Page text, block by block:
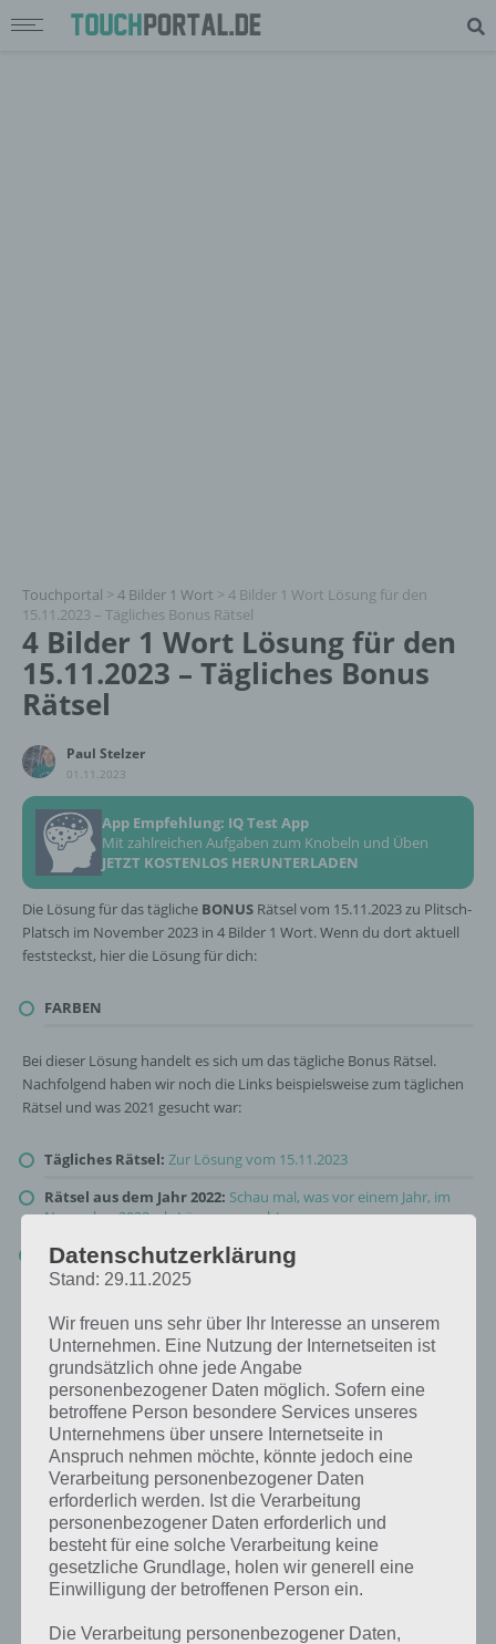
Touchportal > 4 Bilder 1 Wort > 4 Bilder 1 Wort Lösung für den
15.11.2023 – Tägliches Bonus Rätsel
4 Bilder 1 Wort Lösung für den
15.11.2023 – Tägliches Bonus
Rätsel
Paul Stelzer
01.11.2023
App Empfehlung: IQ Test App
Mit zahlreichen Aufgaben zum Knobeln und Üben
JETZT KOSTENLOS HERUNTERLADEN
Die Lösung für das tägliche BONUS Rätsel vom 15.11.2023 zu Plitsch-
Platsch im November 2023 in 4 Bilder 1 Wort. Wenn du dort aktuell
feststeckst, hier die Lösung für dich:
FARBEN
Bei dieser Lösung handelt es sich um das tägliche Bonus Rätsel.
Nachfolgend haben wir noch die Links beispielsweise zum täglichen
Rätsel und was 2021 gesucht war:
Tägliches Rätsel: Zur Lösung vom 15.11.2023
Rätsel aus dem Jahr 2022: Schau mal, was vor einem Jahr, im
November 2022, als Lösung gesucht war
Zur Übersicht :4 Bilder 1 Wort Lösungen zu Plitsch-Platsch im
November 2023
Datenschutzerklärung
Stand: 29.11.2025
Wir freuen uns sehr über Ihr Interesse an unserem
Unternehmen. Eine Nutzung der Internetseiten ist
grundsätzlich ohne jede Angabe
personenbezogener Daten möglich. Sofern eine
betroffene Person besondere Services unseres
Unternehmens über unsere Internetseite in
Anspruch nehmen möchte, könnte jedoch eine
Verarbeitung personenbezogener Daten
erforderlich werden. Ist die Verarbeitung
personenbezogener Daten erforderlich und
besteht für eine solche Verarbeitung keine
gesetzliche Grundlage, holen wir generell eine
Einwilligung der betroffenen Person ein.
Die Verarbeitung personenbezogener Daten,